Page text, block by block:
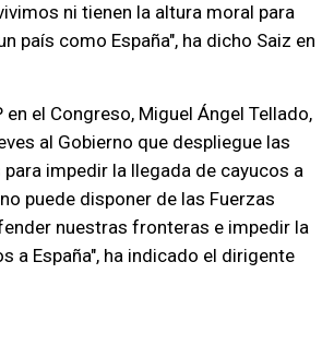
ni tienen la altura moral para
país como España", ha dicho Saiz en
en el Congreso, Miguel Ángel Tellado,
al Gobierno que despliegue las
impedir la llegada de cayucos a
puede disponer de las Fuerzas
nuestras fronteras e impedir la
a España", ha indicado el dirigente